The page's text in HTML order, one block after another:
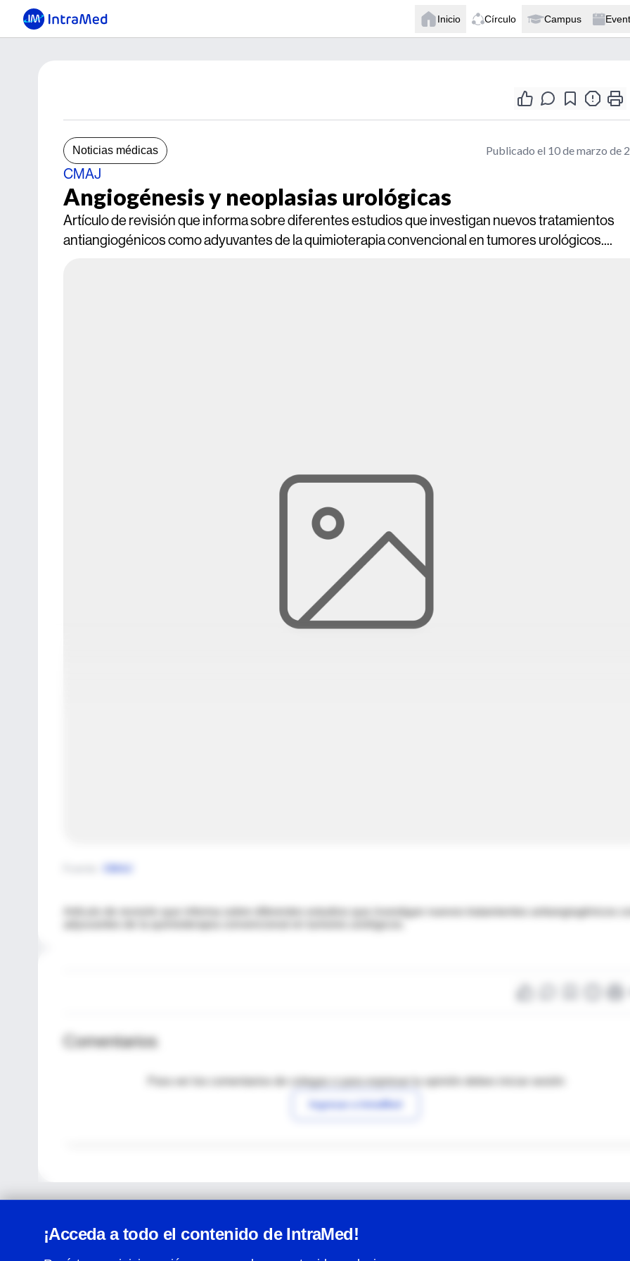
Inicio Círculo Campus
Noticias médicas Publicado el 10 de marzo de
CMAJ
Angiogénesis y neoplasias urológicas
Artículo de revisión que informa sobre diferentes estudios que investigan nuevos tratamientos
antiangiogénicos como adyuvantes de la quimioterapia convencional en tumores urológicos....
CMAJ
Artículo de revisión que informa sobre diferentes estudios que investigan nuevos tratamientos antiangiogénicos
Comentarios
Para ver los comentarios de colegas o para expresar tu opinión debes iniciar sesión
Ingresar a IntraMed
¡Acceda a todo el contenido de IntraMed!